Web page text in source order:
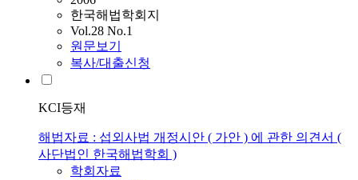
한국해법학회지
Vol.28 No.1
원문보기
복사/대출신청
KCI등재
해법자료 : 섭외사법 개정시안 ( 가안 ) 에 관한 의견서 (
사단법인 한국해법학회 )
학회자료